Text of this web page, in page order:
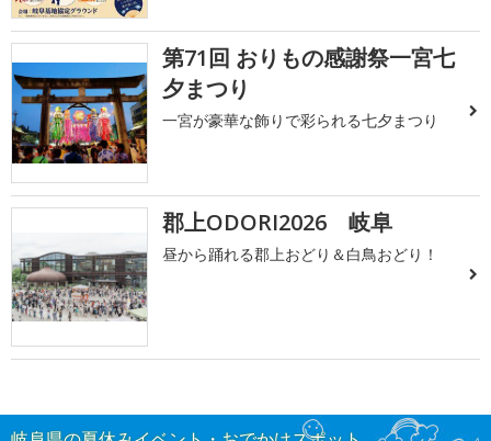
第71回 おりもの感謝祭一宮七
夕まつり
一宮が豪華な飾りで彩られる七夕まつり
郡上ODORI2026 岐阜
昼から踊れる郡上おどり＆白鳥おどり！